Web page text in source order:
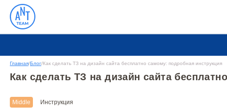
Главная/Блог/Как сделать ТЗ на дизайн сайта бесплатно самому: подробная инструкция
Как сделать ТЗ на дизайн сайта
Middle Инструкция